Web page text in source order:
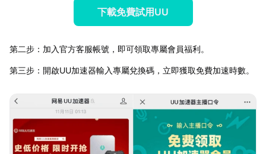
下載免費試用UU
第二步：加入官方客服帳號，即可領取專屬會員福利。
第三步：開啟UU加速器輸入專屬兌換碼，立即獲取免費加速時數。